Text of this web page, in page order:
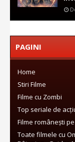
PAGINI
Home
Stiri Filme
Filme cu Zombi
Top seriale de
Filme românești
Toate filmele cu